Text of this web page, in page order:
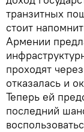
транзитных
стоит
Армении
проходят
отказалась и
Теперь ей
последний